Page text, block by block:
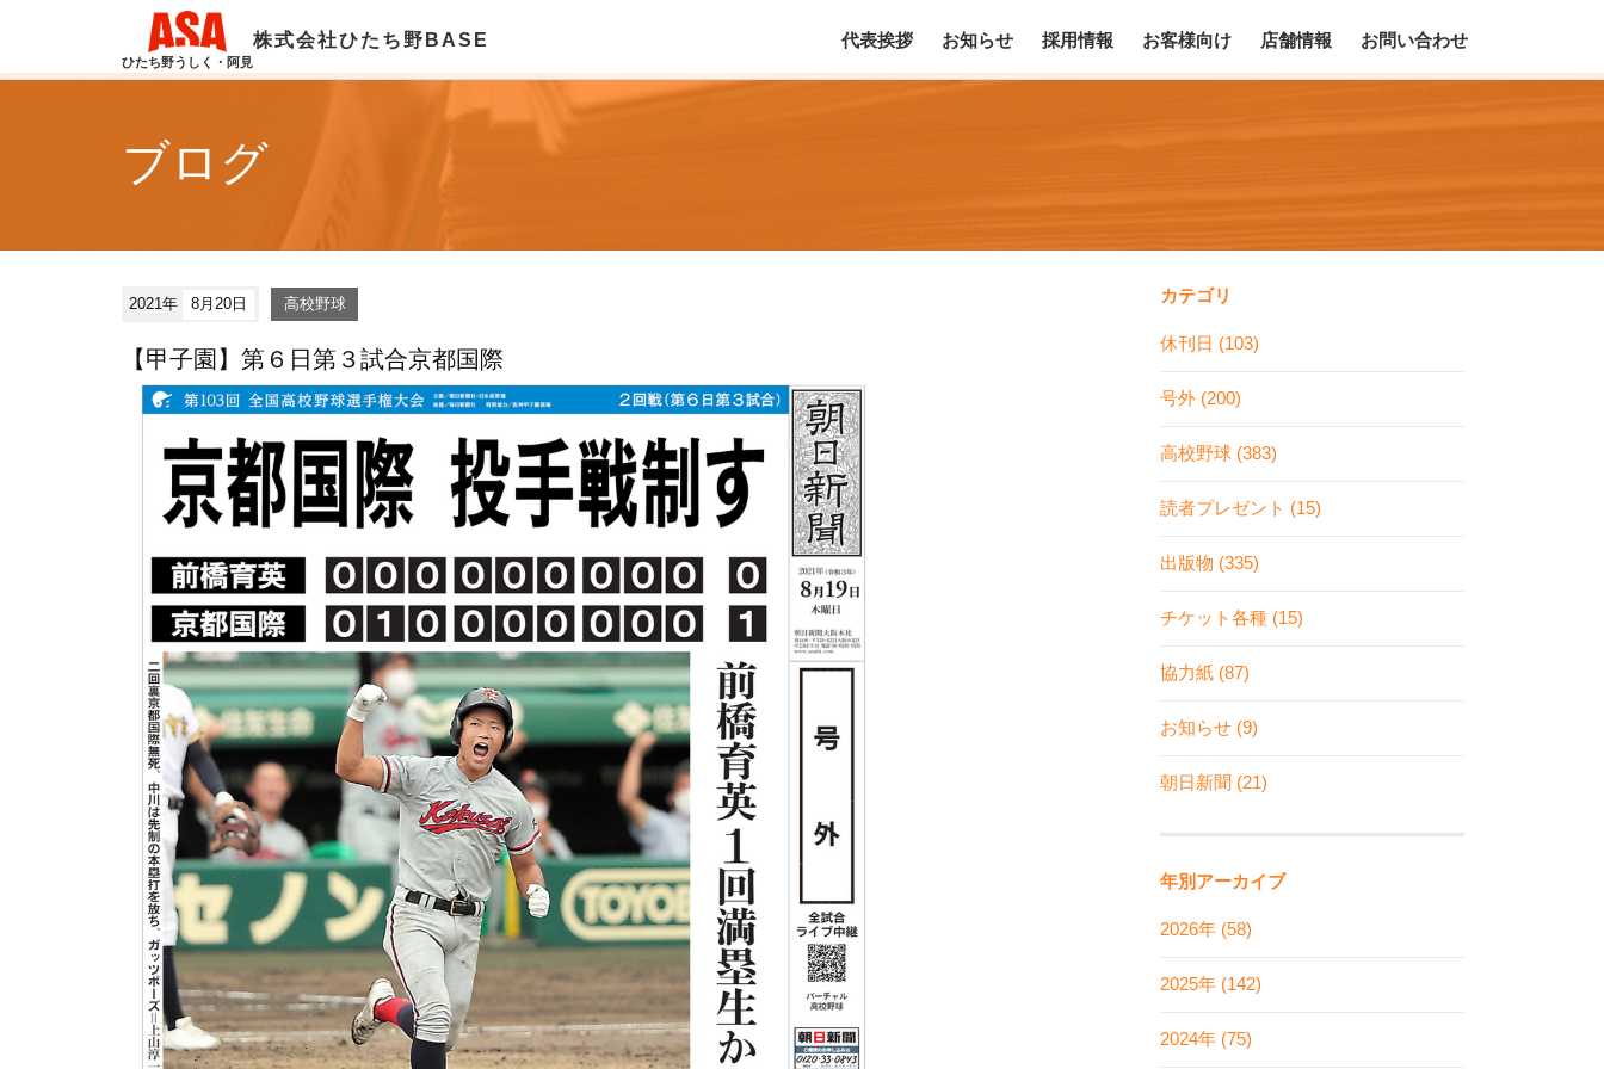
ひたち野うしく・阿見
株式会社ひたち野BASE 代表挨拶 お知らせ 採用情報 お客様向け 店舗情報 お問い合わせ
ブログ
2021年 8月20日 高校野球
【甲子園】第６日第３試合京都国際
カテゴリ
休刊日 (103)
号外 (200)
高校野球 (383)
読者プレゼント (15)
出版物 (335)
チケット各種 (15)
協力紙 (87)
お知らせ (9)
朝日新聞 (21)
年別アーカイブ
2026年 (58)
2025年 (142)
2024年 (75)